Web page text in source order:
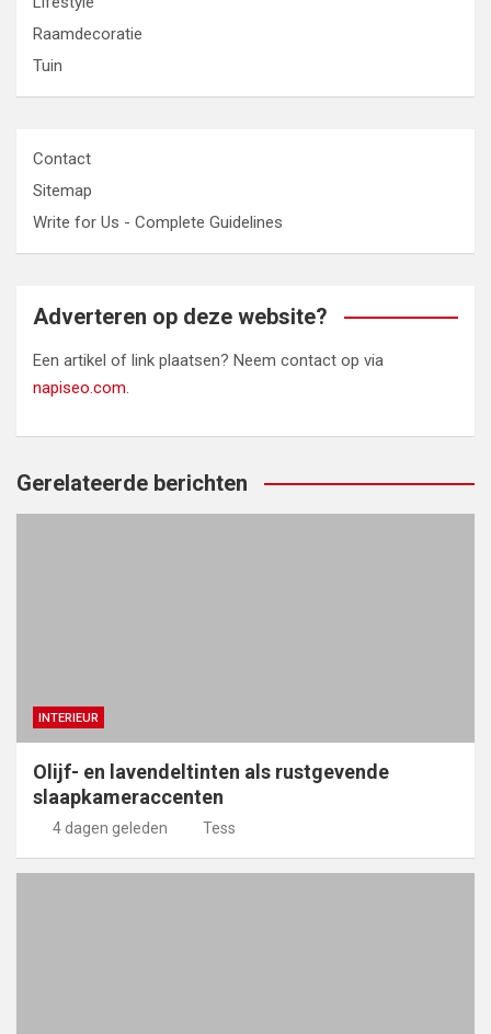
Raamdecoratie
Tuin
Contact
Sitemap
Write for Us - Complete Guidelines
Adverteren op deze website?
Een artikel of link plaatsen? Neem contact op via
napiseo.com.
Gerelateerde berichten
INTERIEUR
Olijf- en lavendeltinten als rustgevende
slaapkameraccenten
4 dagen geleden Tess